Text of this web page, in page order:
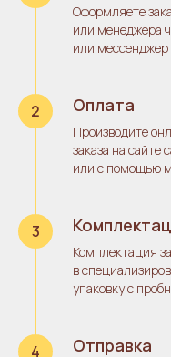
Оформляете
или менеджера
или месcенджер
Оплата
Производите
заказа на сайте
или с помощью
Комплектация
в
упаковку с
Отправка